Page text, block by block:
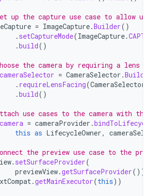
up the capture use case to allow
= ImageCapture.Builder()
. setCaptureMode(ImageCapture.
.build()
the camera by requiring a lens
cameraSelector = CameraSelector .
. requireLensFacing(CameraSelector
.build()
use cases to the camera with the
camera = cameraProvider .
this as LifecycleOwner,
the preview use case to the
. setSurfaceProvider(
previewView.getSurfaceProvider())
.getMainExecutor(this))